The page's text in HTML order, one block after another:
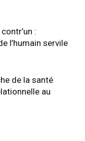
:
l’humain servile
de la santé
au